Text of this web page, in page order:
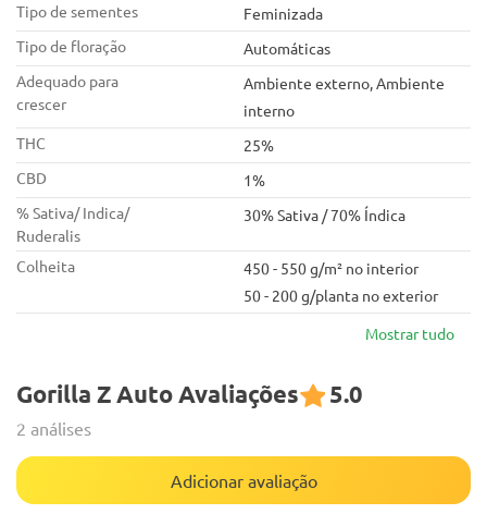
Tipo de sementes
Feminizada
Tipo de floração
Automáticas
Adequado para
crescer
Ambiente externo, Ambiente
interno
THC
25%
CBD
1%
% Sativa/ Indica/
Ruderalis
30% Sativa / 70% Índica
Colheita
450 - 550 g/m² no interior
50 - 200 g/planta no exterior
Mostrar tudo
Gorilla Z Auto Avaliações 5.0
2 análises
Adicionar avaliação